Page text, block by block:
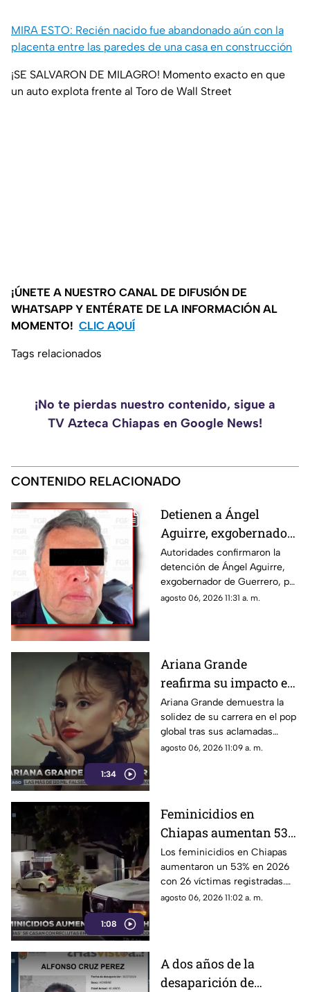
MIRA ESTO: Recién nacido fue abandonado aún con la
placenta entre las paredes de una casa en construcción
¡SE SALVARON DE MILAGRO! Momento exacto en que
un auto explota frente al Toro de Wall Street
¡ÚNETE A NUESTRO CANAL DE DIFUSIÓN DE
WHATSAPP Y ENTÉRATE DE LA INFORMACIÓN AL
MOMENTO! CLIC AQUÍ
Tags relacionados
¡No te pierdas nuestro contenido, sigue a
TV Azteca Chiapas en Google News!
CONTENIDO RELACIONADO
Detienen a Ángel
Aguirre, exgobernador
de Guerrero, por ocultar
evidencia del caso
Ayotzinapa
Autoridades confirmaron la
detención de Ángel Aguirre,
exgobernador de Guerrero, por
presuntamente ocultar
agosto 06, 2026 11:31 a. m.
1:34
Ariana Grande
reafirma su impacto en
el pop global pese a las
críticas y su
alejamiento de los
escenarios
Ariana Grande demuestra la
solidez de su carrera en el pop
global tras sus aclamadas
nominaciones por Wicked y
agosto 06, 2026 11:09 a. m.
1:08
Feminicidios en
Chiapas aumentan 53%
en 2026; estos son los
municipios con la
mayoría de casos
Los feminicidios en Chiapas
aumentaron un 53% en 2026
con 26 víctimas registradas.
Tapachula lidera la lista
agosto 06, 2026 11:02 a. m.
A dos años de la
desaparición de